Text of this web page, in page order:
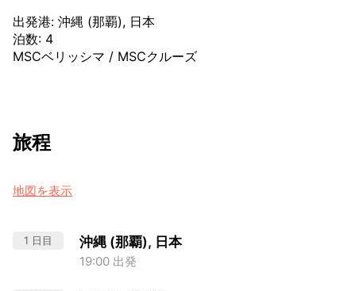
出発港: 沖縄 (那覇), 日本
泊数: 4
MSCベリッシマ / MSCクルーズ
旅程
地図を表示
1 日目 沖縄 (那覇), 日本
19:00 出発